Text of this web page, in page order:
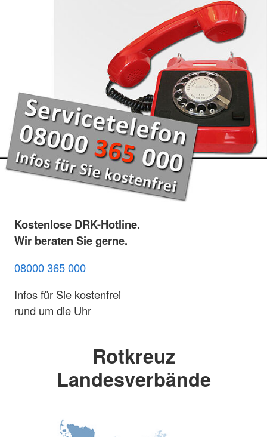
Kostenlose DRK-Hotline.
Wir beraten Sie gerne.
08000 365 000
Infos für Sie kostenfrei
rund um die Uhr
Rotkreuz
Landesverbände